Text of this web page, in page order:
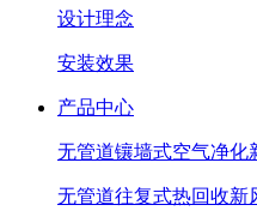
设计理念
安装效果
产品中心
无管道镶墙式空气净化
无管道往复式热回收新